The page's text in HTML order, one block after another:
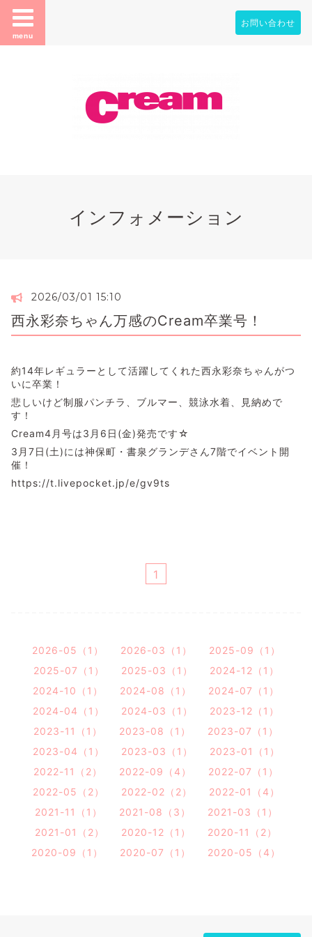
menu
お問い合わせ
インフォメーション
2026/03/01 15:10
西永彩奈ちゃん万感のCream卒業号！
約14年レギュラーとして活躍してくれた西永彩奈ちゃんがつ
いに卒業！
悲しいけど制服パンチラ、ブルマー、競泳水着、見納めで
す！
Cream4月号は3月6日(金)発売です☆
3月7日(土)には神保町・書泉グランデさん7階でイベント開
催！
https://t.livepocket.jp/e/gv9ts
1
2026-05（1） 2026-03（1）
2025-09（1）
2025-07（1）
2025-03（1）
2024-12（1）
2024-10（1）
2024-08（1）
2024-07（1）
2024-04（1）
2024-03（1）
2023-12（1）
2023-11（1）
2023-08（1）
2023-07（1）
2023-04（1）
2023-03（1）
2023-01（1）
2022-11（2）
2022-09（4）
2022-07（1）
2022-05（2）
2022-02（2）
2022-01（4）
2021-11（1）
2021-08（3）
2021-03（1）
2021-01（2）
2020-12（1）
2020-11（2）
2020-09（1）
2020-07（1） 2020-05（4）